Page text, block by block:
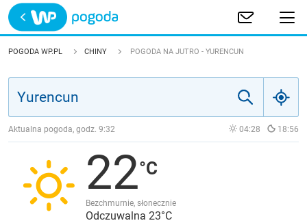
Trwa ładowanie
POLSKA
JAKOŚĆ POWIETRZA
POGODA WP.PL CHINY POGODA NA JUTRO - YURENCUN
Aktualna pogoda, godz. 9:32 04:28 18:56
22
Bezchmurnie, słonecznie
Odczuwalna 23°C